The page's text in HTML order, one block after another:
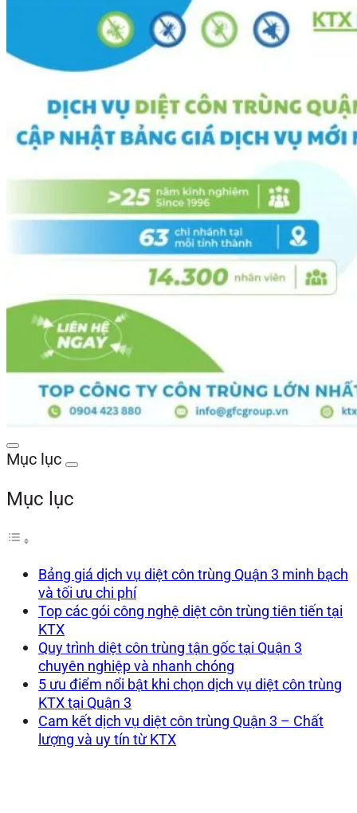
Mục lục
Mục lục
Bảng giá dịch vụ diệt côn trùng Quận 3 minh bạch
và tối ưu chi phí
Top các gói công nghệ diệt côn trùng tiên tiến tại
KTX
Quy trình diệt côn trùng tận gốc tại Quận 3
chuyên nghiệp và nhanh chóng
5 ưu điểm nổi bật khi chọn dịch vụ diệt côn trùng
KTX tại Quận 3
Cam kết dịch vụ diệt côn trùng Quận 3 – Chất
lượng và uy tín từ KTX